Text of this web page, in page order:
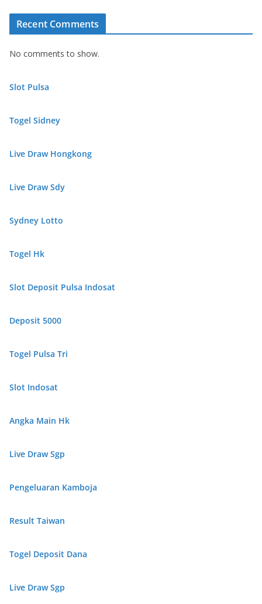
Recent Comments
No comments to show.
Slot Pulsa
Togel Sidney
Live Draw Hongkong
Live Draw Sdy
Sydney Lotto
Togel Hk
Slot Deposit Pulsa Indosat
Deposit 5000
Togel Pulsa Tri
Slot Indosat
Angka Main Hk
Live Draw Sgp
Pengeluaran Kamboja
Result Taiwan
Togel Deposit Dana
Live Draw Sgp